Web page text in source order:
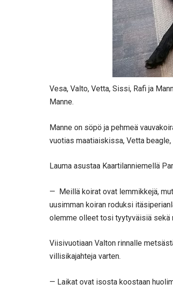
Vesa, Valto, Vetta, Sissi, Rafi ja
Manne.
Manne on söpö ja pehmeä
vuotias maatiaiskissa, Vetta
Lauma asustaa Kaartilanniemellä
— Meillä koirat ovat lemmikkejä,
uusimman koiran roduksi
olemme olleet tosi tyytyväisiä sekä
Viisivuotiaan Valton rinnalle
villisikajahteja varten.
— Laikat ovat isosta koostaan